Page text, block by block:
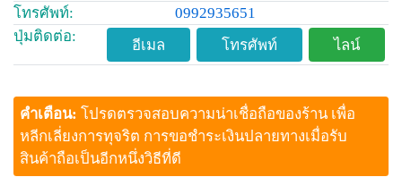
โทรศัพท์:
0992935651
ปุ่มติดต่อ:
อีเมล โทรศัพท์ ไลน์
คำเตือน: โปรดตรวจสอบความน่าเชื่อถือของร้าน เพื่อ
หลีกเลี่ยงการทุจริต การขอชำระเงินปลายทางเมื่อรับ
สินค้าถือเป็นอีกหนึ่งวิธีที่ดี